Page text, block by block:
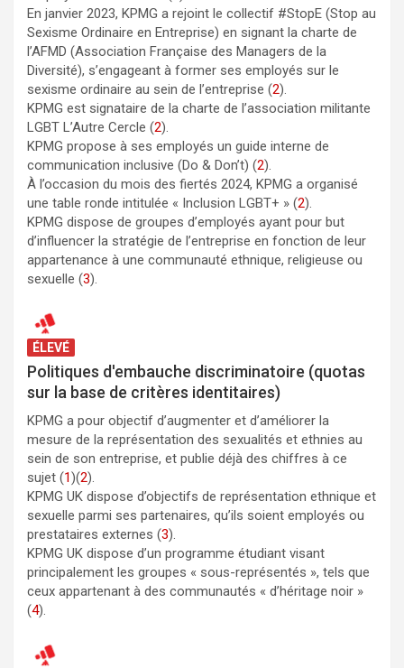
En janvier 2023, KPMG a rejoint le collectif #StopE (Stop au
Sexisme Ordinaire en Entreprise) en signant la charte de
l’AFMD (Association Française des Managers de la
Diversité), s’engageant à former ses employés sur le
sexisme ordinaire au sein de l’entreprise (2).
KPMG est signataire de la charte de l’association militante
LGBT L’Autre Cercle (2).
KPMG propose à ses employés un guide interne de
communication inclusive (Do & Don’t) (2).
À l’occasion du mois des fiertés 2024, KPMG a organisé
une table ronde intitulée « Inclusion LGBT+ » (2).
KPMG dispose de groupes d’employés ayant pour but
d’influencer la stratégie de l’entreprise en fonction de leur
appartenance à une communauté ethnique, religieuse ou
sexuelle (3).
ÉLEVÉ
Politiques d'embauche discriminatoire (quotas
sur la base de critères identitaires)
KPMG a pour objectif d’augmenter et d’améliorer la
mesure de la représentation des sexualités et ethnies au
sein de son entreprise, et publie déjà des chiffres à ce
sujet (1)(2).
KPMG UK dispose d’objectifs de représentation ethnique et
sexuelle parmi ses partenaires, qu’ils soient employés ou
prestataires externes (3).
KPMG UK dispose d’un programme étudiant visant
principalement les groupes « sous-représentés », tels que
ceux appartenant à des communautés « d’héritage noir »
(4).